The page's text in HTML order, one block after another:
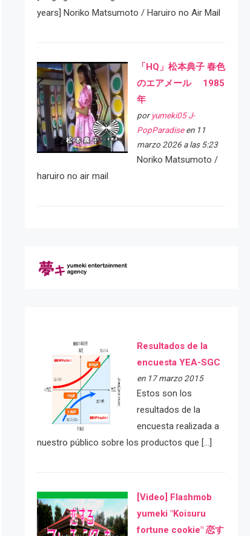
years] Noriko Matsumoto / Haruiro no Air Mail
「HQ」松本典子 春色
のエアメール 1985
年
por yumeki05 J-
PopParadiseen 11
marzo 2026 a las 5:23
Noriko Matsumoto /
haruiro no air mail
Resultados de la
encuesta YEA-SGC
en 17 marzo 2015
Estos son los
resultados de la
encuesta realizada a
nuestro público sobre los productos que […]
[Video] Flashmob
yumeki "Koisuru
fortune cookie" 恋す